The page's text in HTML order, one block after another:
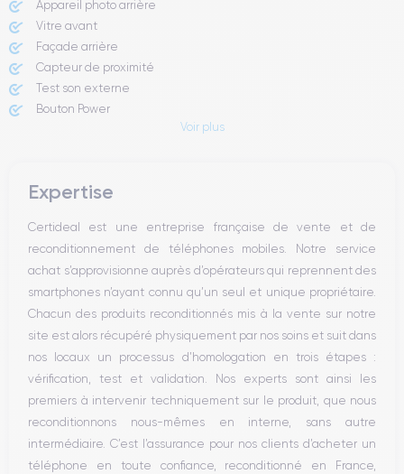
Appareil photo arrière ​
Vitre avant ​
Façade arrière
Capteur de proximité
Test son externe
Bouton Power
Haut parleur
Bouton Home
Bluetooth
WiFi
Réseau
Vibreur
Prise USB
Voir plus
Expertise
Certideal est une entreprise française de vente et de
reconditionnement de téléphones mobiles. Notre service
achat s’approvisionne auprès d’opérateurs qui reprennent des
smartphones n’ayant connu qu’un seul et unique propriétaire.
Chacun des produits reconditionnés mis à la vente sur notre
site est alors récupéré physiquement par nos soins et suit dans
nos locaux un processus d’homologation en trois étapes :
vérification, test et validation. Nos experts sont ainsi les
premiers à intervenir techniquement sur le produit, que nous
reconditionnons nous-mêmes en interne, sans autre
intermédiaire. C’est l’assurance pour nos clients d’acheter un
téléphone en toute confiance, reconditionné en France,